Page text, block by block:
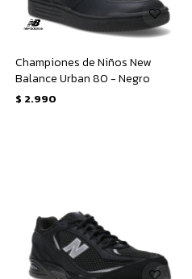
Championes de Niños New
Balance Urban 80 - Negro
$ 2.990